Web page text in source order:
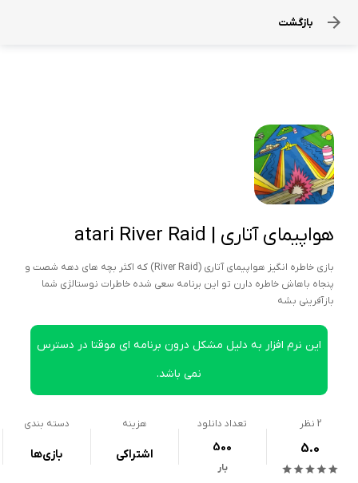
بازگشت
هواپیمای آتاری | atari River Raid
بازی خاطره انگیز هواپیمای آتاری (River Raid) که اکثر بچه های دهه شصت و
پنجاه باهاش خاطره دارن تو این برنامه سعی شده خاطرات نوستالژی شما
بازآفرینی بشه
این نرم افزار به دلیل مشکل درون برنامه ای موقتا در دسترس
نمی باشد.
2 نظر
5.0
تعداد دانلود
500
بار
هزینه
اشتراکی
دسته بندی
بازی‌ها